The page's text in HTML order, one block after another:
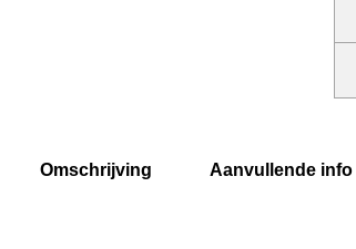
Omschrijving Aanvullende info